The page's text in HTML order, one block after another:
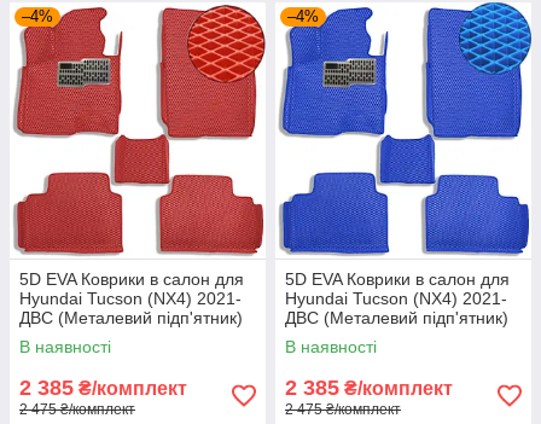
–4%
5D EVA Коврики в салон для
Hyundai Tucson (NX4) 2021-
ДВС (Металевий підп'ятник)
Червоні 5 шт
В наявності
2 385 ₴/комплект
2 475 ₴/комплект
–4%
5D EVA Коврики в салон для
Hyundai Tucson (NX4) 2021-
ДВС (Металевий підп'ятник)
Синий-Синій кант 5 шт
В наявності
2 385 ₴/комплект
2 475 ₴/комплект